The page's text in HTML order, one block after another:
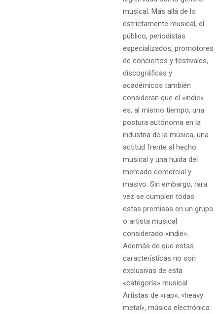
musical. Más allá de lo
estrictamente musical, el
público, periodistas
especializados, promotores
de conciertos y festivales,
discográficas y
académicos también
consideran que el «indie»
es, al mismo tiempo, una
postura autónoma en la
industria de la música, una
actitud frente al hecho
musical y una huida del
mercado comercial y
masivo. Sin embargo, rara
vez se cumplen todas
estas premisas en un grupo
o artista musical
considerado «indie».
Además de que estas
características no son
exclusivas de esta
«categoría» musical.
Artistas de «rap», «heavy
metal», música electrónica